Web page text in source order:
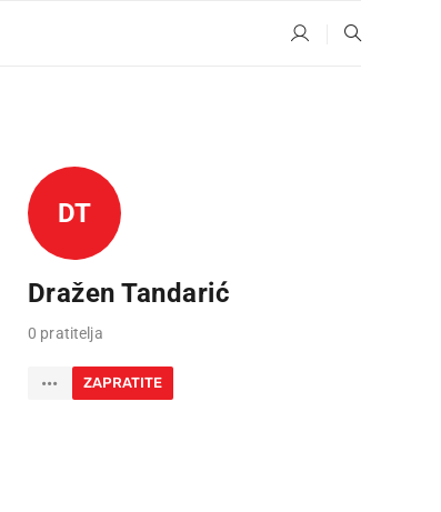
DT
Dražen Tandarić
0 pratitelja
ZAPRATITE